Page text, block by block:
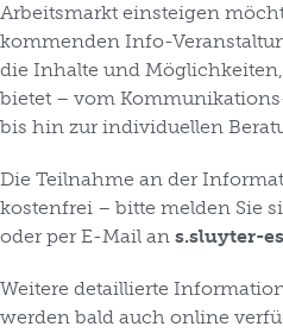
Arbeitsmarkt einsteigen
kommenden Info-
die Inhalte und
bietet – vom
bis hin zur individuellen
Die Teilnahme an der
kostenfrei – bitte melden Sie
oder per E-Mail an s.sluyter-
Weitere detaillierte
werden bald auch online